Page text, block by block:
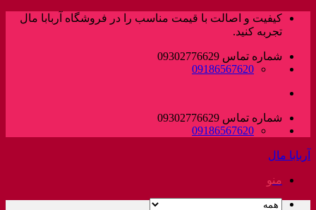
پرش
کیفیت و اصالت با قیمت مناسب را در فروشگاه آربابا مال
تجربه کنید.
شماره تماس 09302776629
09186567620
شماره تماس 09302776629
09186567620
آربابا مال
منو